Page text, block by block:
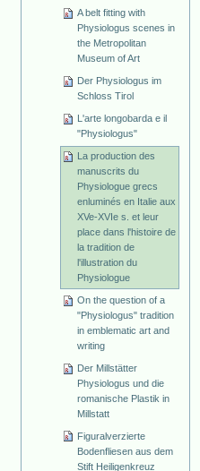
A belt fitting with
Physiologus scenes in
the Metropolitan
Museum of Art
Der Physiologus im
Schloss Tirol
L'arte longobarda e il
"Physiologus"
La production des
manuscrits du
Physiologue grecs
enluminés en Italie aux
XVe-XVIe s. et leur
place dans l'histoire de
la tradition de
l'illustration du
Physiologue
On the question of a
"Physiologus" tradition
in emblematic art and
writing
Der Millstätter
Physiologus und die
romanische Plastik in
Millstatt
Figuralverzierte
Bodenfliesen aus dem
Stift Heiligenkreuz